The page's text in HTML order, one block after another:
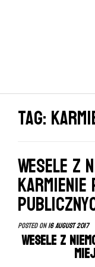
Tag:
Wesele z
Posted on16 August 2017
Wesele z